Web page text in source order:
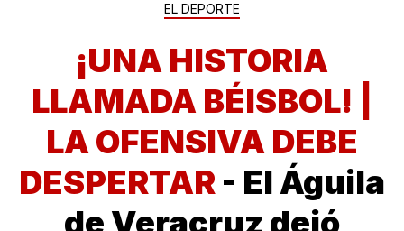
EL DEPORTE
¡UNA HISTORIA
LLAMADA BÉISBOL! |
LA OFENSIVA DEBE
DESPERTAR - El Águila
de Veracruz dejó